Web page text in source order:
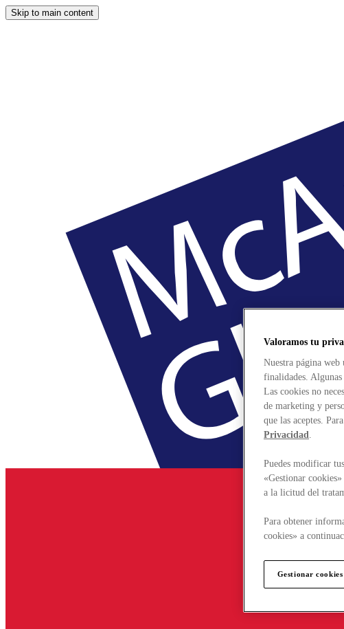
Skip to main content
Valoramos tu
Nuestra página
finalidades.
Las cookies no
de marketing y
que las aceptes.
Privacidad.
Puedes modificar
«Gestionar
a la licitud del
Para obtener
cookies» a
Gestionar cookies